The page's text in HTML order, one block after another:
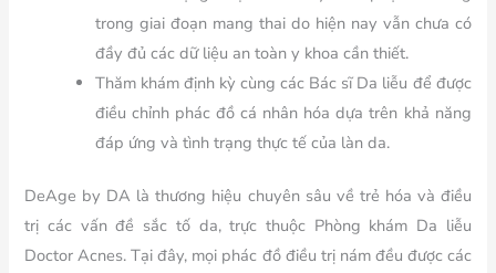
trong giai đoạn mang thai do hiện nay vẫn chưa có
đầy đủ các dữ liệu an toàn y khoa cần thiết.
Thăm khám định kỳ cùng các Bác sĩ Da liễu để được
điều chỉnh phác đồ cá nhân hóa dựa trên khả năng
đáp ứng và tình trạng thực tế của làn da.
DeAge by DA là thương hiệu chuyên sâu về trẻ hóa và điều
trị các vấn đề sắc tố da, trực thuộc Phòng khám Da liễu
Doctor Acnes. Tại đây, mọi phác đồ điều trị nám đều được các